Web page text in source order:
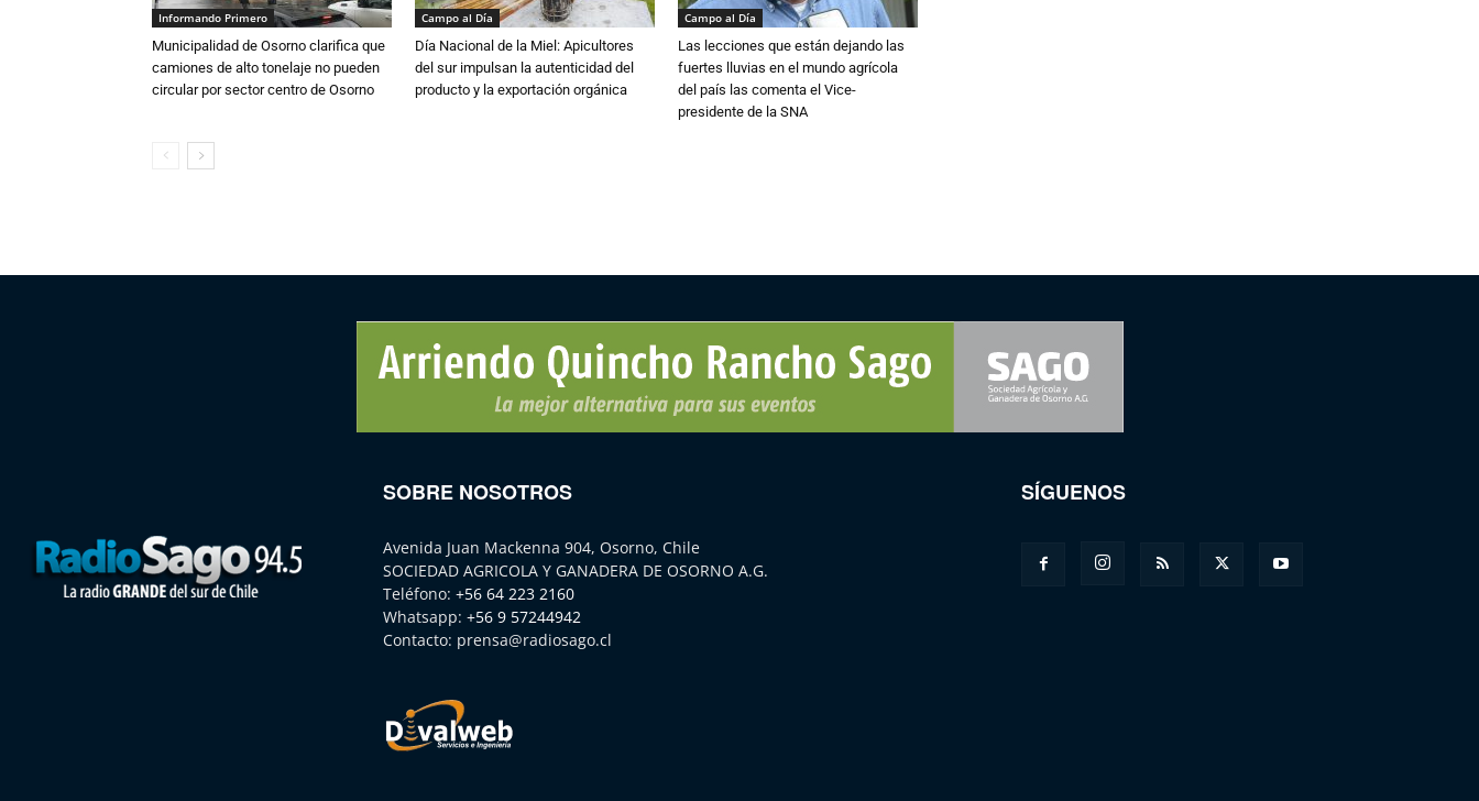
Informando Primero
Municipalidad de Osorno clarifica que
camiones de alto tonelaje no pueden
circular por sector centro de Osorno
Campo al Día
Día Nacional de la Miel: Apicultores
del sur impulsan la autenticidad del
producto y la exportación orgánica
Campo al Día
Las lecciones que están dejando las
fuertes lluvias en el mundo agrícola
del país las comenta el Vice-
presidente de la SNA
SOBRE NOSOTROS
Avenida Juan Mackenna 904, Osorno, Chile
SOCIEDAD AGRICOLA Y GANADERA DE OSORNO A.G.
Teléfono: +56 64 223 2160
Whatsapp: +56 9 57244942
Contacto: prensa@radiosago.cl
SÍGUENOS